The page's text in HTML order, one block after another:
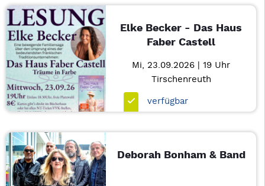
Elke Becker - Das Haus
Faber Castell
Mi, 23.09.2026 | 19 Uhr
Tirschenreuth
verfügbar
Deborah Bonham & Band